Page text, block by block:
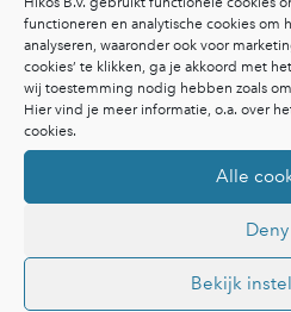
functioneren en analytische cookies om
analyseren, waaronder ook voor
cookies’ te klikken, ga je akkoord met
wij toestemming nodig hebben zoals
Hier vind je meer informatie, o.a. over
cookies.
Alle
Deny
Bekijk
Wat kun je doen
wachtlijst staat?